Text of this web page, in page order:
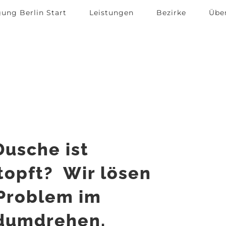
Berlin Start Leistungen Bezirke
ist
Wir lösen
im